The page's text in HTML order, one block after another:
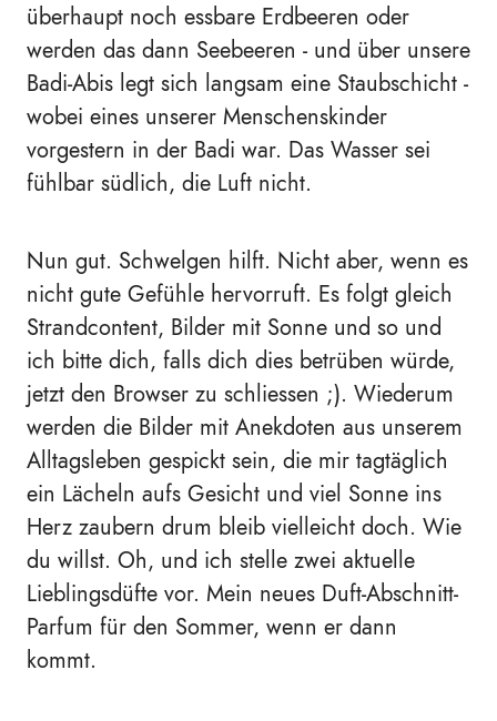
überhaupt noch essbare Erdbeeren oder
werden das dann Seebeeren - und über unsere
Badi-Abis legt sich langsam eine Staubschicht -
wobei eines unserer Menschenskinder
vorgestern in der Badi war. Das Wasser sei
fühlbar südlich, die Luft nicht.
Nun gut. Schwelgen hilft. Nicht aber, wenn es
nicht gute Gefühle hervorruft. Es folgt gleich
Strandcontent, Bilder mit Sonne und so und
ich bitte dich, falls dich dies betrüben würde,
jetzt den Browser zu schliessen ;). Wiederum
werden die Bilder mit Anekdoten aus unserem
Alltagsleben gespickt sein, die mir tagtäglich
ein Lächeln aufs Gesicht und viel Sonne ins
Herz zaubern drum bleib vielleicht doch. Wie
du willst. Oh, und ich stelle zwei aktuelle
Lieblingsdüfte vor. Mein neues Duft-Abschnitt-
Parfum für den Sommer, wenn er dann
kommt.